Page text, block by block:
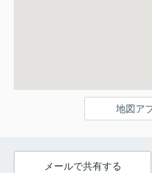
地図ア
メールで共有する